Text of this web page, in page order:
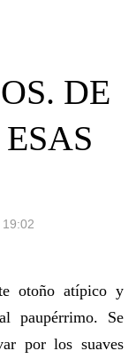
DE
19:02
otoño atípico y
paupérrimo. Se
por los suaves